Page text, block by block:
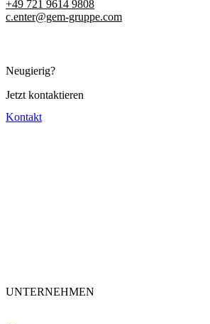
+49 721 9614 9808
c.enter@gem-gruppe.com
Neugierig?
Jetzt kontaktieren
Kontakt
UNTERNEHMEN